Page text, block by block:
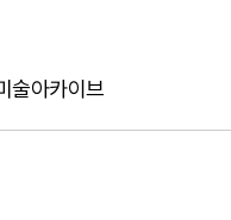
술아카이브